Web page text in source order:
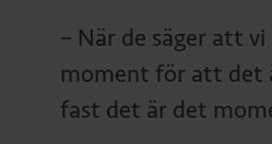
– När de säger att
moment för att det
fast det är det